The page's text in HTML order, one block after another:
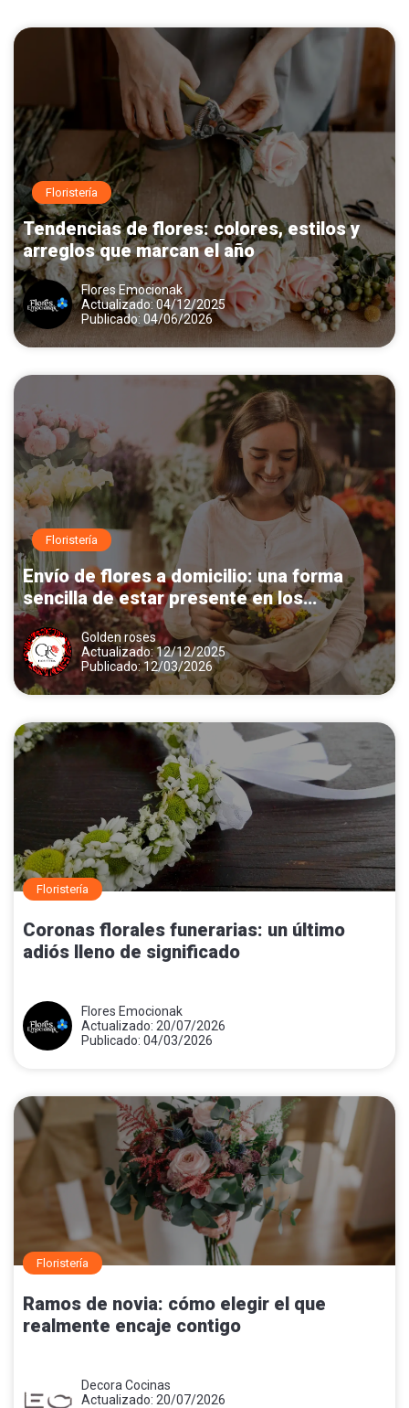
Floristería
Tendencias de flores: colores, estilos y
arreglos que marcan el año
Flores Emocionak
Actualizado: 04/12/2025
Publicado: 04/06/2026
Floristería
Envío de flores a domicilio: una forma
sencilla de estar presente en los
momentos importantes
Golden roses
Actualizado: 12/12/2025
Publicado: 12/03/2026
Floristería
Coronas florales funerarias: un último
adiós lleno de significado
Flores Emocionak
Actualizado: 20/07/2026
Publicado: 04/03/2026
Floristería
Ramos de novia: cómo elegir el que
realmente encaje contigo
Decora Cocinas
Actualizado: 20/07/2026